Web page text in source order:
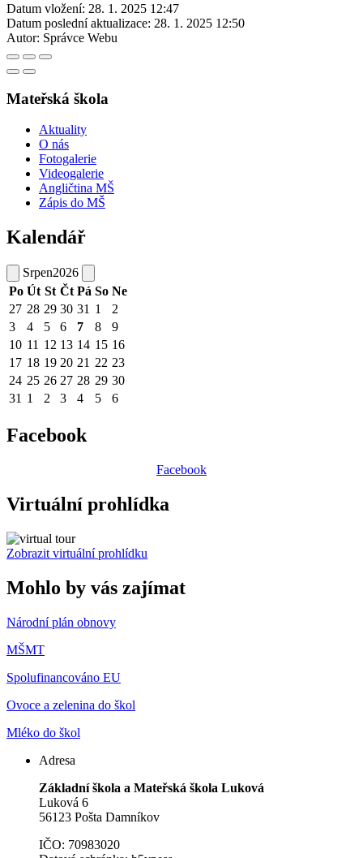
Datum vložení: 28. 1. 2025 12:47
Datum poslední aktualizace: 28. 1. 2025 12:50
Autor: Správce Webu
Mateřská škola
Aktuality
O nás
Fotogalerie
Videogalerie
Angličtina MŠ
Zápis do MŠ
Kalendář
Srpen2026
Po Út St Čt Pá So Ne
27 28 29 30 31 1
2
3
4 5 6 7 8
9
10 11 12 13 14 15 16
17 18 19 20 21 22 23
24 25 26 27 28 29 30
31 1 2 3 4 5 6
Facebook
Facebook
Virtuální prohlídka
Zobrazit virtuální prohlídku
Mohlo by vás zajímat
Národní plán obnovy
MŠMT
Spolufinancováno EU
Ovoce a zelenina do škol
Mléko do škol
Adresa
Základní škola a Mateřská škola Luková
Luková 6
56123 Pošta Damníkov
IČO: 70983020